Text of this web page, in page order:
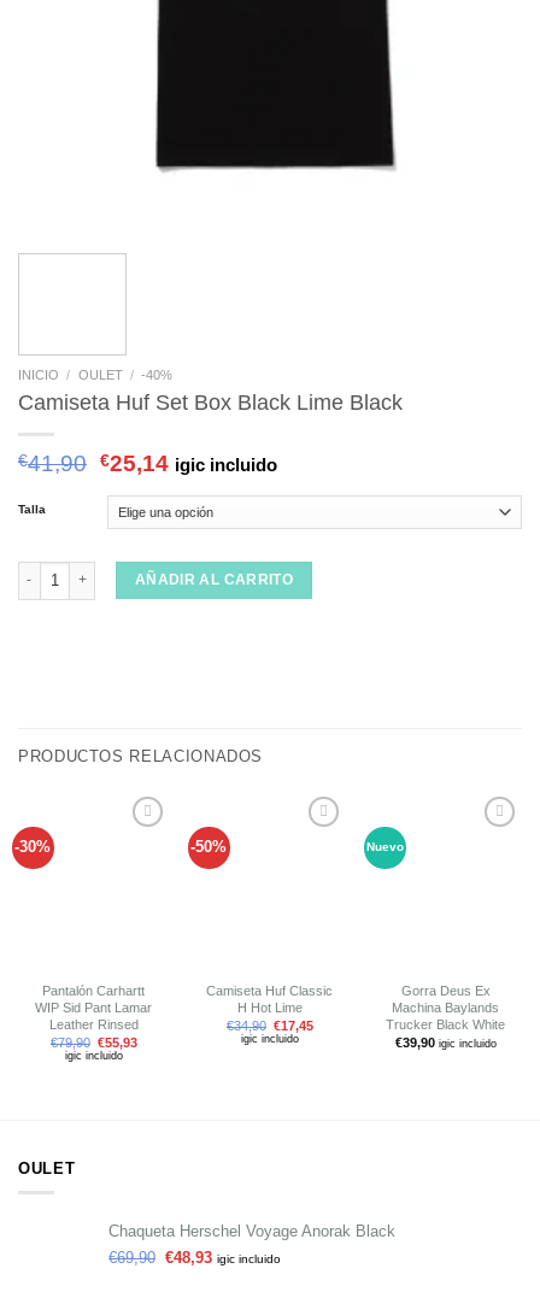
INICIO / OULET / -40%
Camiseta Huf Set Box Black Lime Black
€41,90 €25,14 igic incluido
Talla
Camiseta Huf Set Box Black Lime Black cantidad
AÑADIR AL CARRITO
PRODUCTOS RELACIONADOS
-30%
Pantalón Carhartt
WIP Sid Pant Lamar
Leather Rinsed
€79,90 €55,93
igic incluido
-50%
Camiseta Huf Classic
H Hot Lime
€34,90 €17,45
igic incluido
Nuevo
Gorra Deus Ex
Machina Baylands
Trucker Black White
€39,90 igic incluido
OULET
Chaqueta Herschel Voyage Anorak Black
€69,90 €48,93 igic incluido